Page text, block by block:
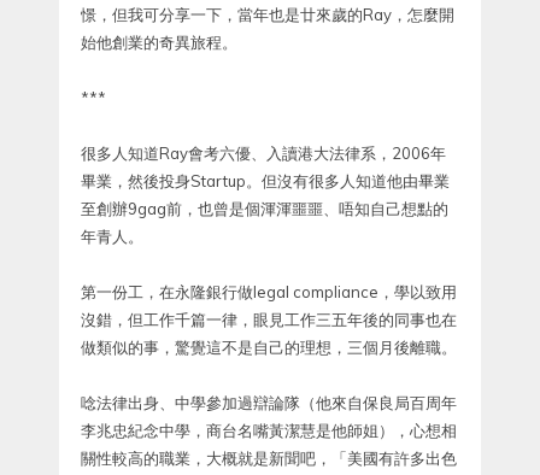
憬，但我可分享一下，當年也是廿來歲的Ray，怎麼開
始他創業的奇異旅程。
***
很多人知道Ray會考六優、入讀港大法律系，2006年
畢業，然後投身Startup。但沒有很多人知道他由畢業
至創辦9gag前，也曾是個渾渾噩噩、唔知自己想點的
年青人。
第一份工，在永隆銀行做legal compliance，學以致用
沒錯，但工作千篇一律，眼見工作三五年後的同事也在
做類似的事，驚覺這不是自己的理想，三個月後離職。
唸法律出身、中學參加過辯論隊（他來自保良局百周年
李兆忠紀念中學，商台名嘴黃潔慧是他師姐），心想相
關性較高的職業，大概就是新聞吧，「美國有許多出色